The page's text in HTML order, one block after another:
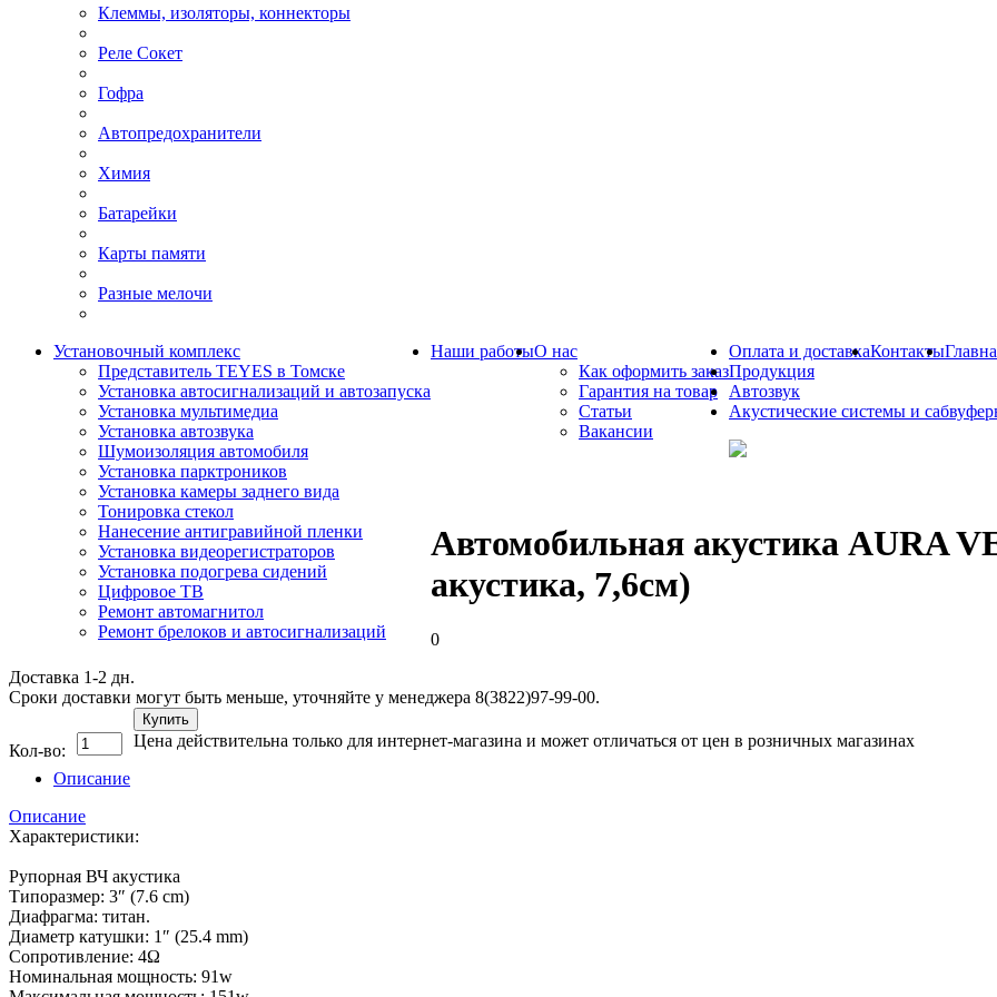
Клеммы, изоляторы, коннекторы
Реле Сокет
Гофра
Автопредохранители
Химия
Батарейки
Карты памяти
Разные мелочи
Установочный комплекс
Представитель TEYES в Томске
Установка автосигнализаций и автозапуска
Установка мультимедиа
Установка автозвука
Шумоизоляция автомобиля
Установка парктроников
Установка камеры заднего вида
Тонировка стекол
Нанесение антигравийной пленки
Установка видеорегистраторов
Установка подогрева сидений
Цифровое ТВ
Ремонт автомагнитол
Ремонт брелоков и автосигнализаций
Наши работыО нас
Как оформить заказ
Гарантия на товар
Статьи
Вакансии
Оплата и доставкаКонтакты
Продукция
Автозвук
Акустические системы и
Автомобильная акустика AURA
акустика, 7,6см)
0
Доставка 1-2 дн.
Сроки доставки могут быть меньше, уточняйте у менеджера 8(3822)97-99-00.
Кол-во:
Купить
Цена действительна только для интернет-магазина и может отличаться от цен в розничных магазинах
Описание
Описание
Характеристики:
Рупорная ВЧ акустика
Типоразмер: 3″ (7.6 cm)
Диафрагма: титан.
Диаметр катушки: 1″ (25.4 mm)
Сопротивление: 4Ω
Номинальная мощность: 91w